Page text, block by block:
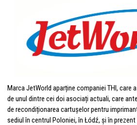
Marca JetWorld aparține companiei THI, care
de unul dintre cei doi asociați actuali, care
de recondiționarea cartușelor pentru
sediul în centrul Poloniei, în Łódź, și în